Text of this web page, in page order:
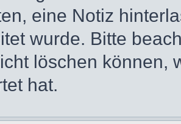
eine Notiz
wurde. Bitte
löschen können,
hat.